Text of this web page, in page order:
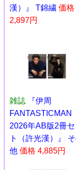
漢）』 T錦繍 価格
2,897円
雑誌
『伊周
FANTASTICMAN
2026年AB版2冊セ
ト（許光漢）』
他 価格 4,885円